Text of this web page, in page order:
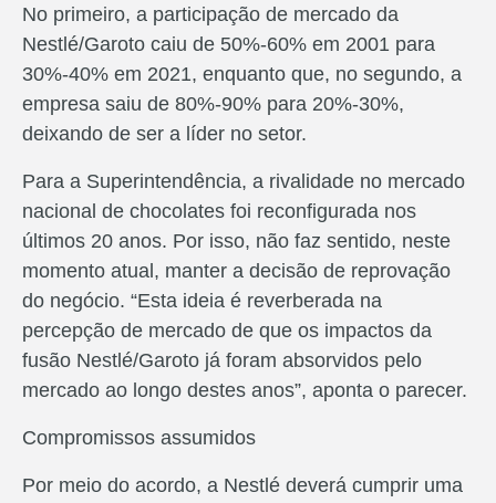
No primeiro, a participação de mercado da
Nestlé/Garoto caiu de 50%-60% em 2001 para
30%-40% em 2021, enquanto que, no segundo, a
empresa saiu de 80%-90% para 20%-30%,
deixando de ser a líder no setor.
Para a Superintendência, a rivalidade no mercado
nacional de chocolates foi reconfigurada nos
últimos 20 anos. Por isso, não faz sentido, neste
momento atual, manter a decisão de reprovação
do negócio. “Esta ideia é reverberada na
percepção de mercado de que os impactos da
fusão Nestlé/Garoto já foram absorvidos pelo
mercado ao longo destes anos”, aponta o parecer.
Compromissos assumidos
Por meio do acordo, a Nestlé deverá cumprir uma